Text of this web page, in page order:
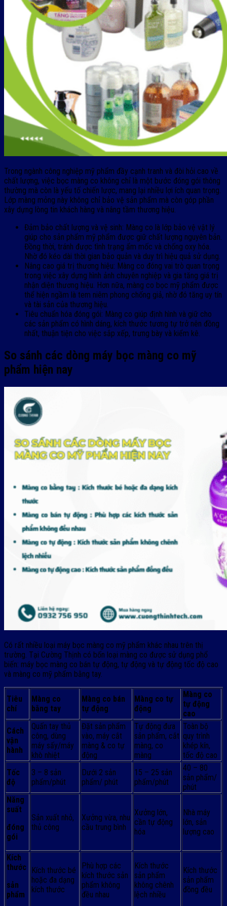
Trong ngành công nghiệp mỹ phẩm đầy cạnh tranh và đòi hỏi cao về
chất lượng, việc bọc màng co không chỉ là một bước đóng gói thông
thường mà còn là yếu tố chiến lược, mang lại nhiều lợi ích quan trọng.
Lớp màng mỏng này không chỉ bảo vệ sản phẩm mà còn góp phần
xây dựng lòng tin khách hàng và nâng tầm thương hiệu.
Đảm bảo chất lượng và vệ sinh: Màng co là lớp bảo vệ vật lý
giúp cho sản phẩm mỹ phẩm được giữ chất lượng nguyên bản.
Đồng thời, tránh được tình trạng ẩm mốc và chống oxy hóa.
Nhờ đó kéo dài thời gian bảo quản và duy trì hiệu quả sử dụng.
Nâng cao giá trị thương hiệu: Màng co đóng vai trò quan trọng
trong việc xây dựng hình ảnh chuyên nghiệp và gia tăng giá trị
nhận diện thương hiệu. Hơn nữa, màng co bọc mỹ phẩm được
thể hiện ngầm là tem niêm phong chống giả, nhờ đó tăng uy tín
và tài sản của thương hiệu.
Tiêu chuẩn hóa đóng gói: Màng co giúp định hình và giữ cho
các sản phẩm có hình dáng, kích thước tương tự trở nên đồng
nhất, thuận tiện cho việc sắp xếp, trưng bày và kiểm kê.
So sánh các dòng máy bọc màng co mỹ
phẩm hiện nay
Có rất nhiều loại máy bọc màng co mỹ phẩm khác nhau trên thị
trường. Tại Cường Thịnh có bốn loại màng co được sử dụng phổ
biến: máy bọc màng co bán tự động, tự động và tự động tốc độ cao
và màng co mỹ phẩm bằng tay.
Tiêu
chí
Màng co
bằng tay
Màng co bán
tự động
Màng co tự
động
Màng co
tự động
cao
Cách
vận
hành
Quấn tay thủ
công, dùng
máy sấy/máy
khò nhiệt
Đặt sản phẩm
vào, máy cắt
màng & co tự
động
Tự động đưa
sản phẩm, cắt
màng, co
màng
Toàn bộ
quy trình
khép kín,
tốc độ cao
Tốc
độ
3 – 8 sản
phẩm/phút
Dưới 2 sản
phẩm/ phút
15 – 25 sản
phẩm/phút
40 – 80
sản phẩm/
phút
Năng
suất
đóng
gói
Sản xuất nhỏ,
thủ công
Xưởng vừa, nhu
cầu trung bình
Xưởng lớn,
cần tự động
hóa
Nhà máy
lớn, sản
lượng cao
Kích
thước
sản
phẩm
Kích thước bé
hoặc đa dạng
kích thước
Phù hợp các
kích thước sản
phẩm không
đều nhau
Kích thước
sản phẩm
không chênh
lệch nhiều
Kích thước
sản phẩm
đồng đều